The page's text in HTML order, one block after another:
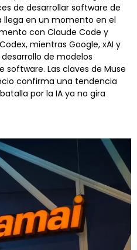
de desarrollar software de
en un momento en el
con Claude Code y
mientras Google, xAI y
de modelos
Las claves de Muse
confirma una tendencia
por la IA ya no gira